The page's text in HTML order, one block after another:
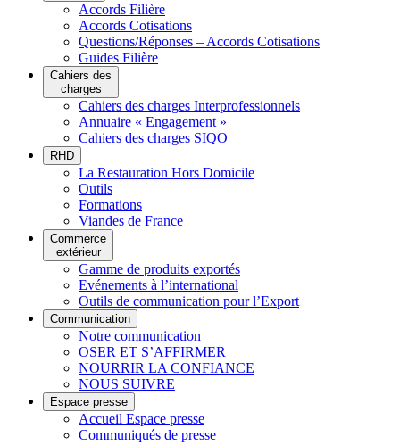
Accords Filière
Accords Cotisations
Questions/Réponses – Accords Cotisations
Guides Filière
Cahiers des
charges
Cahiers des charges Interprofessionnels
Annuaire « Engagement »
Cahiers des charges SIQO
RHD
La Restauration Hors Domicile
Outils
Formations
Viandes de France
Commerce
extérieur
Gamme de produits exportés
Evénements à l’international
Outils de communication pour l’Export
Communication
Notre communication
OSER ET S’AFFIRMER
NOURRIR LA CONFIANCE
NOUS SUIVRE
Espace presse
Accueil Espace presse
Communiqués de presse